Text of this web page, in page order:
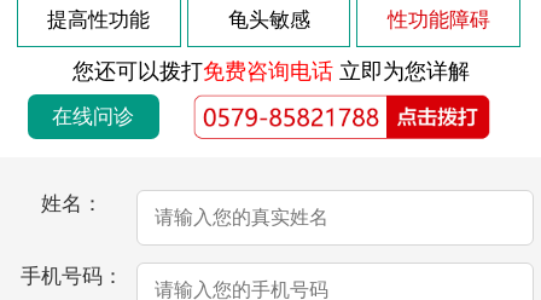
提高性功能 龟头敏感 性功能障碍
您还可以拨打免费咨询电话立即为您详解
在线问诊
姓名：
手机号码：